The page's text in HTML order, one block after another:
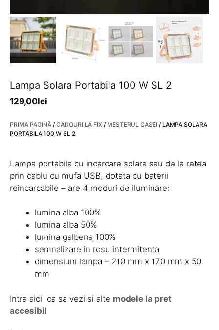
Lampa Solara Portabila 100 W SL 2
129,00lei
PRIMA PAGINĂ / CADOURI LA FIX / MESTERUL CASEI / LAMPA SOLARA
PORTABILA 100 W SL 2
Lampa portabila cu incarcare solara sau de la retea
prin cablu cu mufa USB, dotata cu baterii
reincarcabile – are 4 moduri de iluminare:
lumina alba 100%
lumina alba 50%
lumina galbena 100%
semnalizare in rosu intermitenta
dimensiuni lampa – 210 mm x 170 mm x 50
mm
Intra aici ca sa vezi si alte modele la pret
accesibil